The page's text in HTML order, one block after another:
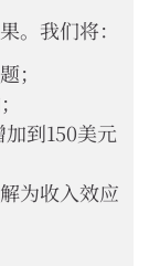
。我们将：
；
到150美元
为收入效应